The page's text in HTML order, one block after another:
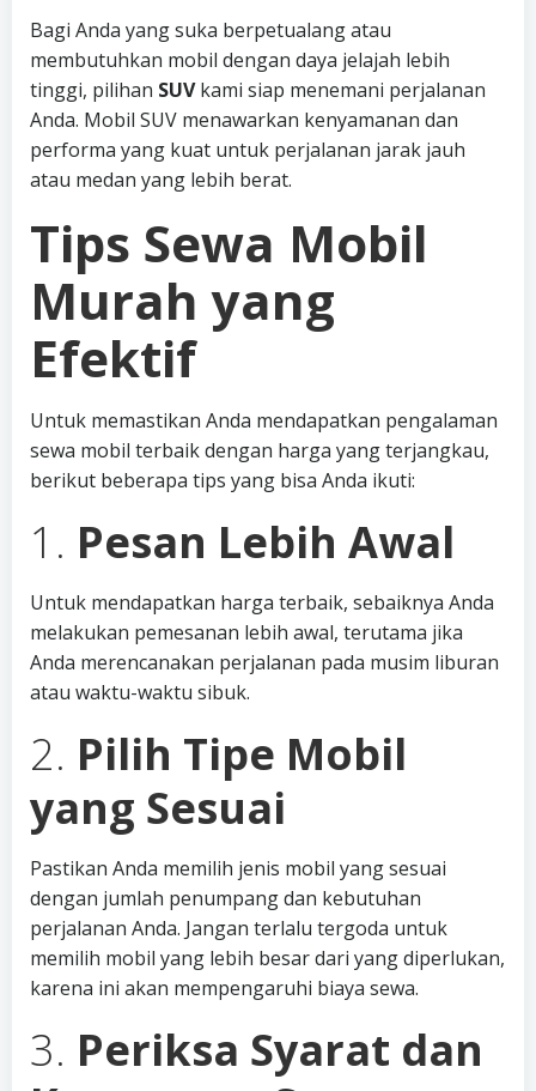
Bagi Anda yang suka berpetualang atau
membutuhkan mobil dengan daya jelajah lebih
tinggi, pilihan SUVkami siap menemani perjalanan
Anda. Mobil SUV menawarkan kenyamanan dan
performa yang kuat untuk perjalanan jarak jauh
atau medan yang lebih berat.
Tips Sewa Mobil
Murah yang
Efektif
Untuk memastikan Anda mendapatkan pengalaman
sewa mobil terbaik dengan harga yang terjangkau,
berikut beberapa tips yang bisa Anda ikuti:
1. Pesan Lebih Awal
Untuk mendapatkan harga terbaik, sebaiknya Anda
melakukan pemesanan lebih awal, terutama jika
Anda merencanakan perjalanan pada musim liburan
atau waktu-waktu sibuk.
2. Pilih Tipe Mobil
yang Sesuai
Pastikan Anda memilih jenis mobil yang sesuai
dengan jumlah penumpang dan kebutuhan
perjalanan Anda. Jangan terlalu tergoda untuk
memilih mobil yang lebih besar dari yang diperlukan,
karena ini akan mempengaruhi biaya sewa.
3. Periksa Syarat dan